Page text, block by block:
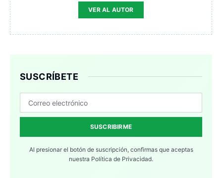
VER AL AUTOR
SUSCRÍBETE
SUSCRIBIRME
Al presionar el botón de suscripción, confirmas que aceptas
nuestra Política de Privacidad.